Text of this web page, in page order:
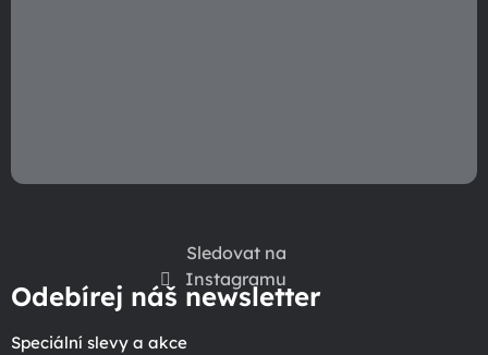
Sledovat na
Instagramu
Odebírej náš newsletter
Speciální slevy a akce